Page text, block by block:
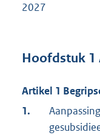
2027
Hoofdstuk 1
Artikel 1
1.